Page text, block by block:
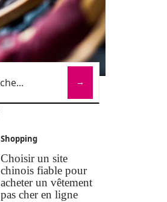
Shopping
Choisir un site
chinois fiable pour
acheter un vêtement
pas cher en ligne